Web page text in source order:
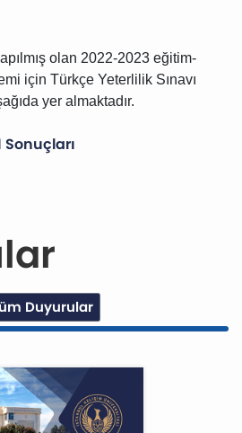
olan 2022-2023 eğitim-
için Türkçe Yeterlilik Sınavı
yer almaktadır.
Sonuçları
Duyurular